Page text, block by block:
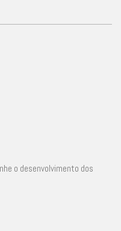
o desenvolvimento dos